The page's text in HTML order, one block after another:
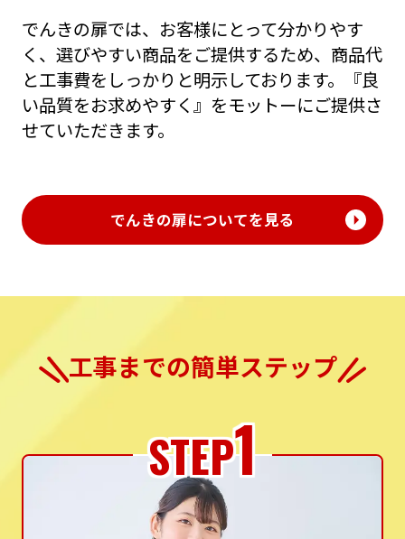
でんきの扉では、お客様にとって分かりやす
く、選びやすい商品をご提供するため、商品代
と⼯事費をしっかりと明⽰しております。『良
い品質をお求めやすく』をモットーにご提供さ
せていただきます。
でんきの扉についてを見る
工事までの簡単ステップ
STEP1